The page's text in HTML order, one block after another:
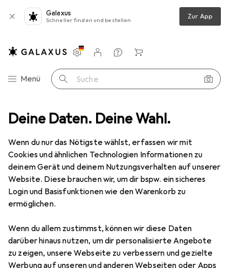
Deine Daten. Deine Wahl.
Wenn du nur das Nötigste wählst, erfassen wir mit
Cookies und ähnlichen Technologien Informationen zu
deinem Gerät und deinem Nutzungsverhalten auf unserer
Website. Diese brauchen wir, um dir bspw. ein sicheres
Login und Basisfunktionen wie den Warenkorb zu
ermöglichen.
Wenn du allem zustimmst, können wir diese Daten
darüber hinaus nutzen, um dir personalisierte Angebote
zu zeigen, unsere Webseite zu verbessern und gezielte
Werbung auf unseren und anderen Webseiten oder Apps
Galaxus
Schneller finden und bestellen Zur App
Navigation nach Kategorien
Menü Suche
Einstellungen
Kundenkonto
Vergleichslisten
Merklisten
Warenkorb
Ladegeräte USB Kabel Goobay USB-A to USB-C Kabel
9 Bilder
MENGENRABATT
Goobay USB-A to USB-C Kabel
0.50 m, USB 2.0
Preis in EUR inkl. MwSt.
EUR
3,97